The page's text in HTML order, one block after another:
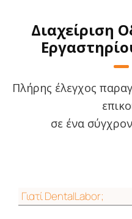
Διαχείριση
Πλήρης έλεγχος
σε ένα
Γιατί DentalLabor;